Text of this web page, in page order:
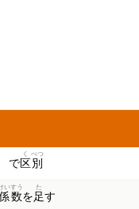
で 区
く
別
べつ
い
数
すう
を 足
た
す